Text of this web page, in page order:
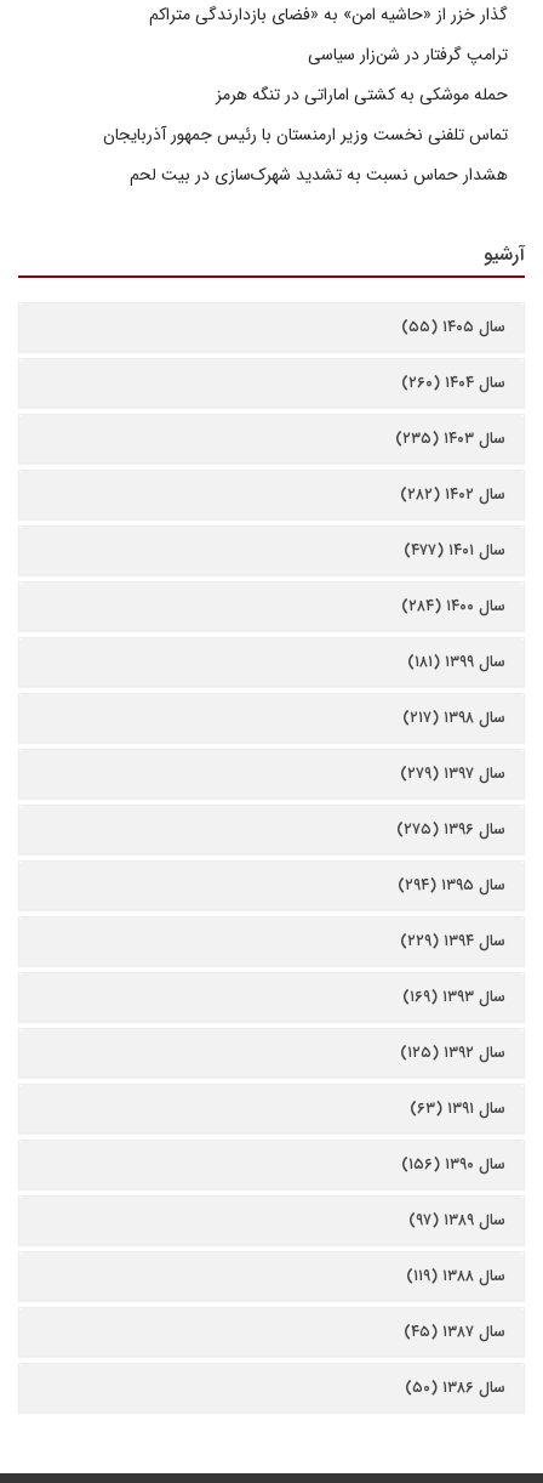
گذار خزر از «حاشیه امن» به «فضای بازدارندگی متراکم
ترامپ گرفتار در شن‌زار سیاسی
حمله موشکی به کشتی اماراتی در تنگه هرمز
تماس تلفنی نخست وزیر ارمنستان با رئیس جمهور آذربایجان
هشدار حماس نسبت به تشدید شهرک‌سازی در بیت‌ لحم
آرشیو
سال ۱۴۰۵ (۵۵)
سال ۱۴۰۴ (۲۶۰)
سال ۱۴۰۳ (۲۳۵)
سال ۱۴۰۲ (۲۸۲)
سال ۱۴۰۱ (۴۷۷)
سال ۱۴۰۰ (۲۸۴)
سال ۱۳۹۹ (۱۸۱)
سال ۱۳۹۸ (۲۱۷)
سال ۱۳۹۷ (۲۷۹)
سال ۱۳۹۶ (۲۷۵)
سال ۱۳۹۵ (۲۹۴)
سال ۱۳۹۴ (۲۲۹)
سال ۱۳۹۳ (۱۶۹)
سال ۱۳۹۲ (۱۲۵)
سال ۱۳۹۱ (۶۳)
سال ۱۳۹۰ (۱۵۶)
سال ۱۳۸۹ (۹۷)
سال ۱۳۸۸ (۱۱۹)
سال ۱۳۸۷ (۴۵)
سال ۱۳۸۶ (۵۰)